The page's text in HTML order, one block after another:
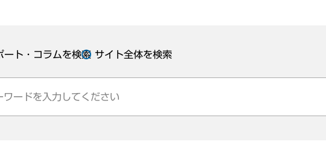
ート・コラムを検索 サイト全体を検索